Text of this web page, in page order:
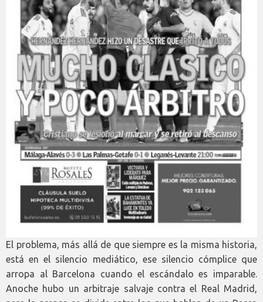
El problema, más allá de que siempre es la misma historia,
está en el silencio mediático, ese silencio cómplice que
arropa al Barcelona cuando el escándalo es imparable.
Anoche hubo un arbitraje salvaje contra el Real Madrid,